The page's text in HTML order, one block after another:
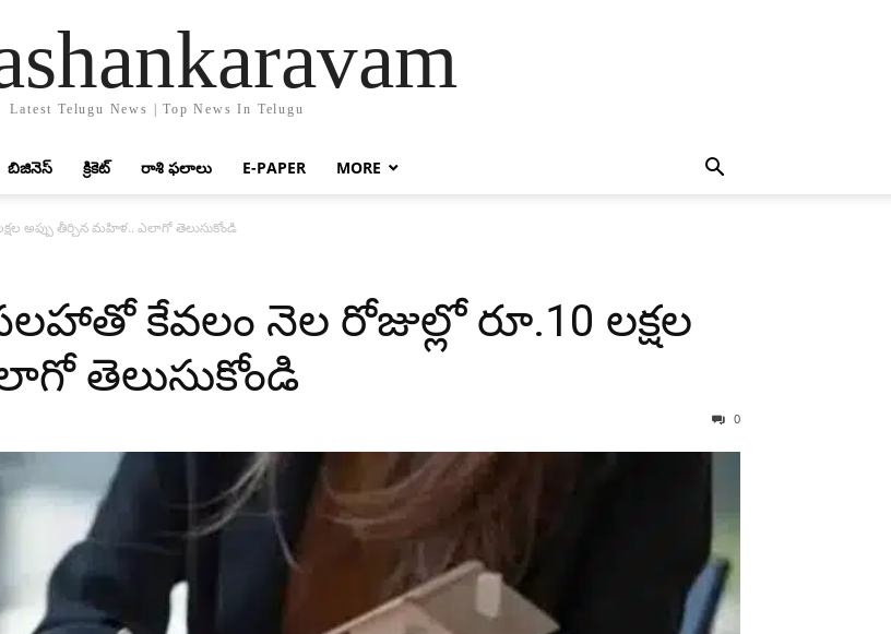
Latest Telugu News | Top News In Telugu
బిజినెస్ క్రికెట్‌ రాశి ఫలాలు E-PAPER MORE
అప్పు తీర్చిన మహిళ.. ఎలాగో తెలుసుకోండి
కేవలం నెల రోజుల్లో రూ.10 లక్షల
తెలుసుకోండి
0